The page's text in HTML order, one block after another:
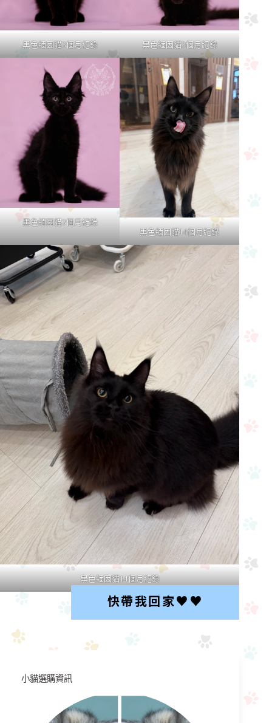
黑色緬因貓3個月紀錄 黑色緬因貓3個月紀錄
黑色緬因貓3個月紀錄
黑色緬因貓14個月紀錄
黑色緬因貓14個月紀錄
快帶我回家♥︎♥︎
小貓選購資訊